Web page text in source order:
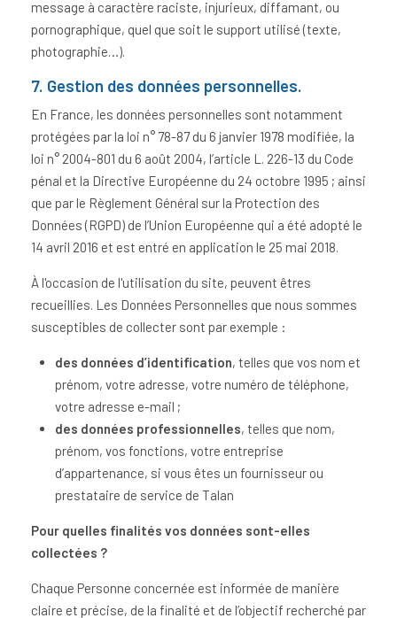
message à caractère raciste, injurieux, diffamant, ou
pornographique, quel que soit le support utilisé (texte,
photographie…).
7. Gestion des données personnelles.
En France, les données personnelles sont notamment
protégées par la loi n° 78-87 du 6 janvier 1978 modifiée, la
loi n° 2004-801 du 6 août 2004, l’article L. 226-13 du Code
pénal et la Directive Européenne du 24 octobre 1995 ; ainsi
que par le Règlement Général sur la Protection des
Données (RGPD) de l’Union Européenne qui a été adopté le
14 avril 2016 et est entré en application le 25 mai 2018.
À l'occasion de l'utilisation du site, peuvent êtres
recueillies. Les Données Personnelles que nous sommes
susceptibles de collecter sont par exemple :
des données d’identification, telles que vos nom et
prénom, votre adresse, votre numéro de téléphone,
votre adresse e-mail ;
des données professionnelles, telles que nom,
prénom, vos fonctions, votre entreprise
d’appartenance, si vous êtes un fournisseur ou
prestataire de service de Talan
Pour quelles finalités vos données sont-elles
collectées ?
Chaque Personne concernée est informée de manière
claire et précise, de la finalité et de l’objectif recherché par